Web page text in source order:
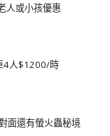
人或小孩優惠
4人$1200/時